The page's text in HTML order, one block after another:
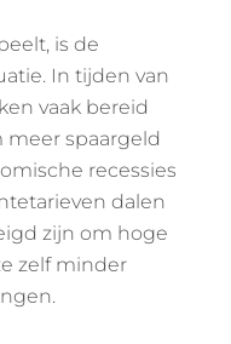
is de
In tijden van
vaak bereid
spaargeld
recessies
dalen
zijn om hoge
zelf minder